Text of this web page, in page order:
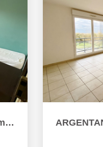
ARGENTAN - Chambre meublée à louer toutes charges comprises